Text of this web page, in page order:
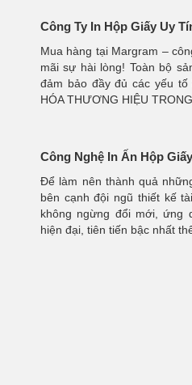
Công Ty In Hộp Giấy Uy
Mua hàng tại Margram –
mãi sự hài lòng! Toàn bộ
đảm bảo đầy đủ các yếu
HÓA THƯƠNG HIỆU
Công Nghệ In Ấn Hộp
Để làm nên thành quả
bên cạnh đội ngũ thiết kế
không ngừng đổi mới, ứng
hiện đại, tiên tiến bậc nhất